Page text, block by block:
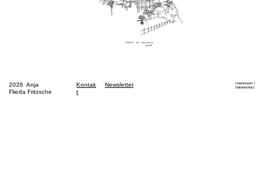
2026 Anja
Flieda Fritzsche
Kontak
t
Newsletter
Impressum /
Datenschutz